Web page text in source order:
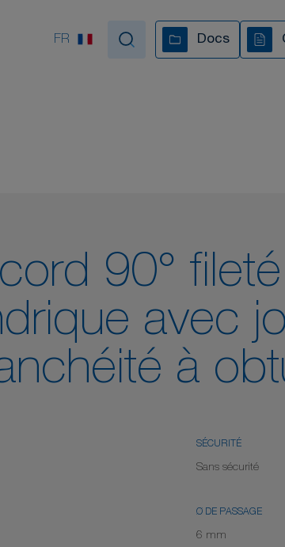
Nous vous
FR Docs
90°
avec
à
SÉCURITÉ
Sans sécurité
Ø DE PASSAGE
6 mm